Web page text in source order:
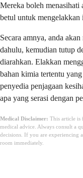
Mereka boleh menasihati
betul untuk mengelakkan
Secara amnya, anda
dahulu, kemudian tutup
diarahkan. Elakkan
bahan kimia tertentu
penyedia penjagaan
apa yang serasi dengan
Medical Disclaimer: This article is
medical advice. Always consult a
decisions. If you are experiencing
room immediately.